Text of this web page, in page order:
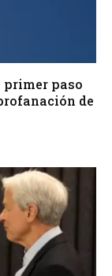
primer paso
de